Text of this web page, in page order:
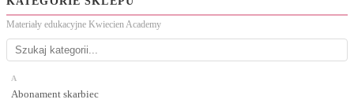
Materiały edukacyjne Kwiecien Academy
A
Abonament skarbiec